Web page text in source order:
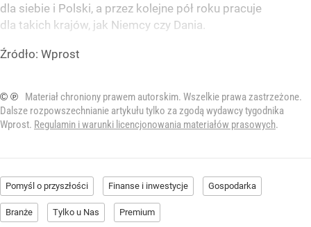
dla siebie i Polski, a przez kolejne pół roku pracuje
dla takich krajów, jak Niemcy czy Dania.
Źródło: Wprost
© ℗
Materiał chroniony prawem autorskim. Wszelkie prawa zastrzeżone.
Dalsze rozpowszechnianie artykułu tylko za zgodą wydawcy tygodnika
Wprost. Regulamin i warunki licencjonowania materiałów prasowych.
Pomyśl o przyszłości Finanse i inwestycje Gospodarka
Branże Tylko u Nas Premium